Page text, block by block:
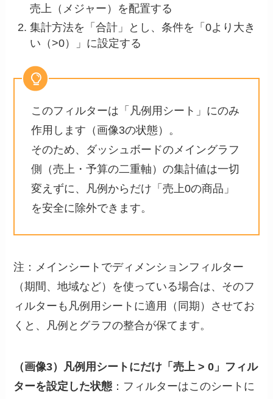
売上（メジャー）を配置する
集計方法を「合計」とし、条件を「0より大き
い（>0）」に設定する
このフィルターは「凡例用シート」にのみ
作用します（画像3の状態）。
そのため、ダッシュボードのメイングラフ
側（売上・予算の二重軸）の集計値は一切
変えずに、凡例からだけ「売上0の商品」
を安全に除外できます。
注：メインシートでディメンションフィルター
（期間、地域など）を使っている場合は、そのフ
ィルターも凡例用シートに適用（同期）させてお
くと、凡例とグラフの整合が保てます。
（画像3）凡例用シートにだけ「売上 > 0」フィル
ターを設定した状態 ：フィルターはこのシートに